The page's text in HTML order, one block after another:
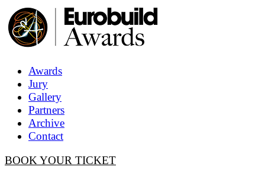
Awards
Jury
Gallery
Partners
Archive
Contact
BOOK YOUR TICKET